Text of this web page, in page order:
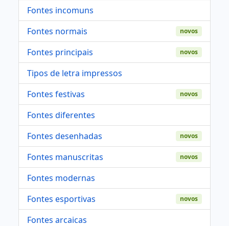
Fontes incomuns
Fontes normais
novos
Fontes principais novos
Tipos de letra impressos
Fontes festivas
novos
Fontes diferentes
Fontes desenhadas
novos
Fontes manuscritas novos
Fontes modernas
Fontes esportivas
novos
Fontes arcaicas